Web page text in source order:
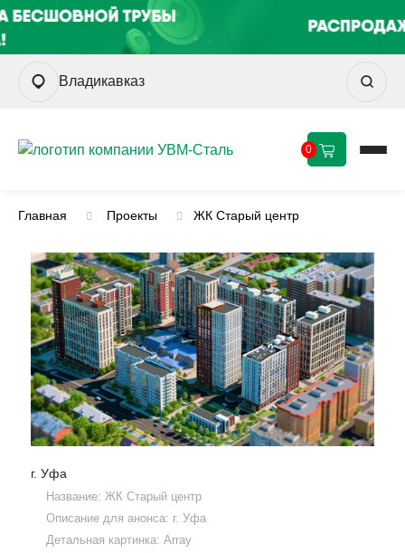
Владикавказ
0
Главная Проекты ЖК Старый центр
г. Уфа
Название: ЖК Старый центр
Описание для анонса: г. Уфа
Детальная картинка: Array